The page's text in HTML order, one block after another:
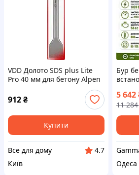
VDD Долото SDS plus Lite
Pro 40 мм для бетону Alpen
інструмент для каменю бур
для ручної VDD11-S
912₴
Купити
Все для дому
4.7
Київ
Бур
для
5 642
11 284
Одеса